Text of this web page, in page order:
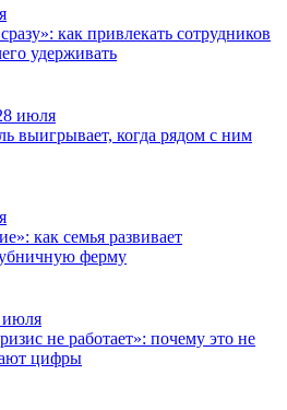
как привлекать сотрудников
удерживать
июля
выигрывает, когда рядом с ним
как семья развивает
ферму
июля
не работает»: почему это не
цифры